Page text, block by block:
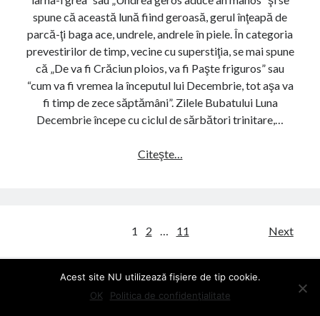
u
m
ă
r
e
l
)
i
c
e
i
u
r
i
î
l
N
I
E
M
spune că această lună fiind geroasă, gerul înţeapă de
parcă-ţi baga ace, undrele, andrele în piele. În categoria
prevestirilor de timp, vecine cu superstiţia, se mai spune
că „De va fi Crăciun ploios, va fi Paşte friguros” sau
“cum va fi vremea la începutul lui Decembrie, tot aşa va
fi timp de zece săptămâni”. Zilele Bubatului Luna
Decembrie începe cu ciclul de sărbători trinitare,…
Citeşte…
s
t
i
ţ
o
1 2 … 11 Next
Acest site NU utilizează fișiere de tip cookie.
OK
Politica de confidenţialitate